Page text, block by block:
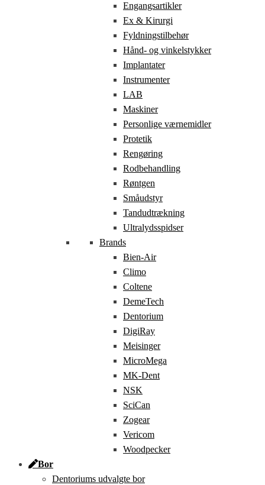
Engangsartikler
Ex & Kirurgi
Fyldningstilbehør
Hånd- og vinkelstykker
Implantater
Instrumenter
LAB
Maskiner
Personlige værnemidler
Protetik
Rengøring
Rodbehandling
Røntgen
Småudstyr
Tandudtrækning
Ultralydsspidser
Brands
Bien-Air
Climo
Coltene
DemeTech
Dentorium
DigiRay
Meisinger
MicroMega
MK-Dent
NSK
SciCan
Zogear
Vericom
Woodpecker
Bor
Dentoriums udvalgte bor